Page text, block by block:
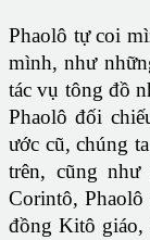
Phaolô tự coi
mình, như
tác vụ tông đồ
Phaolô đối
ước cũ, chúng
trên, cũng
Corintô,
đồng Kitô giáo,